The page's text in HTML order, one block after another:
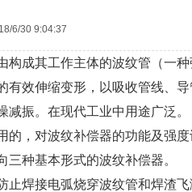
6/30 9:04:37
其工作主体的波纹管（一种
效伸缩变形，以吸收管线、
噪减振。在现代工业中用途广
，对波纹补偿器的功能及强
种基本形式的波纹补偿器。
焊接电弧烧穿波纹管和焊渣